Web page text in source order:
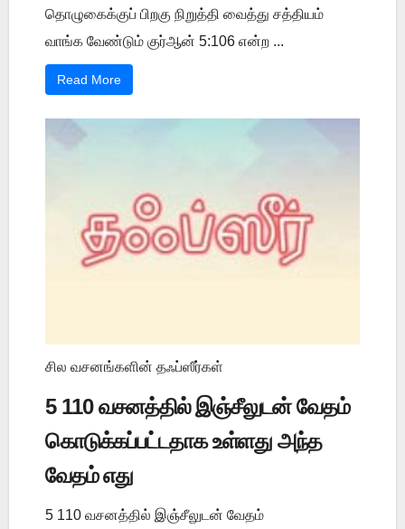
தொழுகைக்குப் பிறகு நிறுத்தி வைத்து சத்தியம்
வாங்க வேண்டும் குர்ஆன் 5:106 என்ற ...
Read More
சில வசனங்களின் தஃப்ஸீர்கள்
5 110 வசனத்தில் இஞ்சீலுடன் வேதம்
கொடுக்கப்பட்டதாக உள்ளது அந்த
வேதம் எது
5 110 வசனத்தில் இஞ்சீலுடன் வேதம்